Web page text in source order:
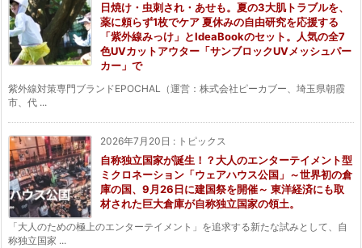
日焼け・虫刺され・あせも。夏の3大肌トラブルを、
薬に頼らず1枚でケア 夏休みの自由研究を応援する
「紫外線みっけ」とIdeaBookのセット。人気の全7
色UVカットアウター「サンブロックUVメッシュパー
カー」で
紫外線対策専門ブランドEPOCHAL（運営：株式会社ピーカブー、埼玉県朝霞
市、代 ...
2026年7月20日 : トピックス
自称独立国家が誕生！？大人のエンターテイメント型
ミクロネーション「ウェアハウス公国」～世界初の倉
庫の国、9月26日に建国祭を開催～ 東洋経済にも取
材された巨大倉庫が自称独立国家の領土。
「大人のための極上のエンターテイメント」を追求する新たな試みとして、自
称独立国家 ...